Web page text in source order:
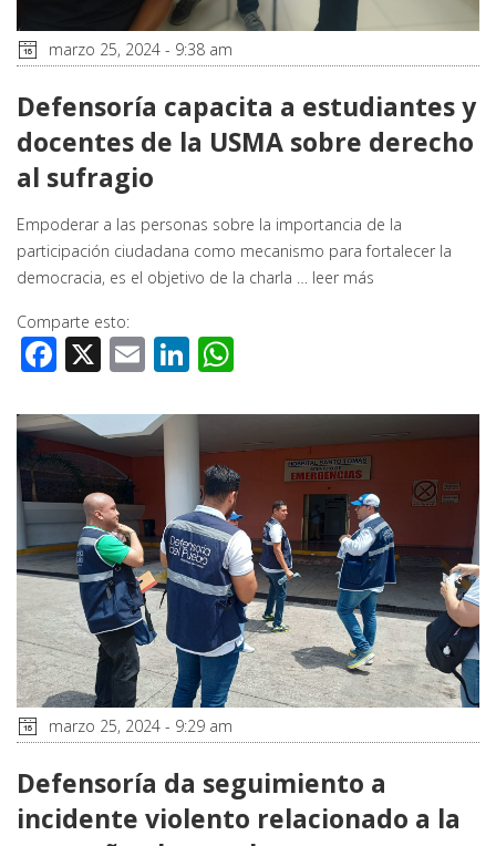
marzo 25, 2024 - 9:38 am
Defensoría capacita a estudiantes y
docentes de la USMA sobre derecho
al sufragio
Empoderar a las personas sobre la importancia de la
participación ciudadana como mecanismo para fortalecer la
democracia, es el objetivo de la charla … leer más
Comparte esto:
Facebook
X EmailLinkedIn
marzo 25, 2024 - 9:29 am
Defensoría da seguimiento a
incidente violento relacionado a la